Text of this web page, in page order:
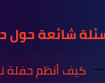
شائعة حول
كيف أنظم حفلة